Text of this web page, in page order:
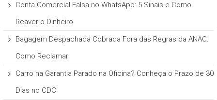
Conta Comercial Falsa no WhatsApp: 5 Sinais e Como
Reaver o Dinheiro
Bagagem Despachada Cobrada Fora das Regras da ANAC:
Como Reclamar
Carro na Garantia Parado na Oficina? Conheça o Prazo de 30
Dias no CDC